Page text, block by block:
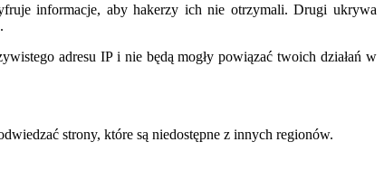
informacje, aby hakerzy ich nie otrzymali. Drugi ukrywa
adresu IP i nie będą mogły powiązać twoich działań w
strony, które są niedostępne z innych regionów.